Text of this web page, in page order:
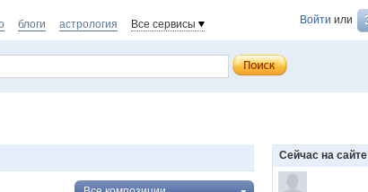
Войти или
блоги астрология Все сервисы
Сейчас на сайте